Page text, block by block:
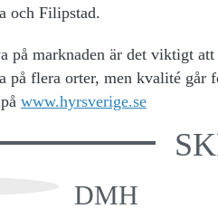
och Filipstad.
på marknaden är det viktigt
på flera orter, men kvalité
www.hyrsverige.se
DMH